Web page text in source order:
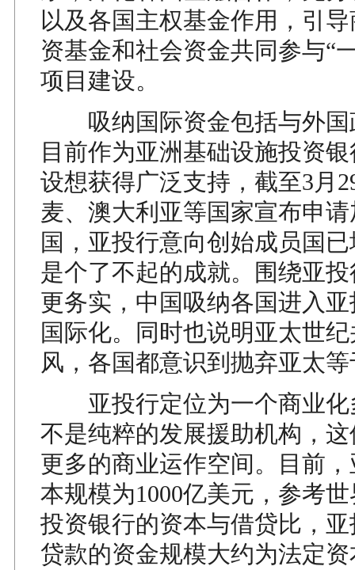
以及各国主权基金作用，引
资基金和社会资金共同参与“
项目建设。
吸纳国际资金包括与外国
目前作为亚洲基础设施投资
设想获得广泛支持，截至3月
麦、澳大利亚等国家宣布申
国，亚投行意向创始成员国
是个了不起的成就。围绕亚
更务实，中国吸纳各国进入
国际化。同时也说明亚太世
风，各国都意识到抛弃亚太
亚投行定位为一个商业化
不是纯粹的发展援助机构，
更多的商业运作空间。目前
本规模为1000亿美元，参考
投资银行的资本与借贷比，
贷款的资金规模大约为法定